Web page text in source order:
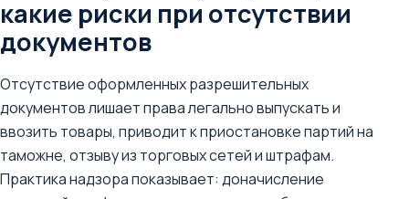
какие риски при отсутствии
документов
Отсутствие оформленных разрешительных
документов лишает права легально выпускать и
ввозить товары, приводит к приостановке партий на
таможне, отзыву из торговых сетей и штрафам.
Практика надзора показывает: доначисление